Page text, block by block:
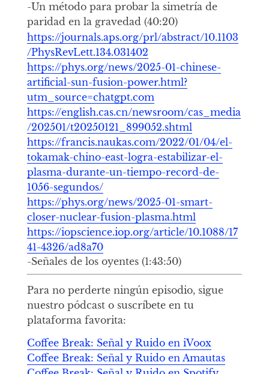
-Un método para probar la simetría de
paridad en la gravedad (40:20)
https://journals.aps.org/prl/abstract/10.1103
/PhysRevLett.134.031402
https://phys.org/news/2025-01-chinese-
artificial-sun-fusion-power.html?
utm_source=chatgpt.com
https://english.cas.cn/newsroom/cas_media
/202501/t20250121_899052.shtml
https://francis.naukas.com/2022/01/04/el-
tokamak-chino-east-logra-estabilizar-el-
plasma-durante-un-tiempo-record-de-
1056-segundos/
https://phys.org/news/2025-01-smart-
closer-nuclear-fusion-plasma.html
https://iopscience.iop.org/article/10.1088/17
41-4326/ad8a70
-Señales de los oyentes (1:43:50)
Para no perderte ningún episodio, sigue
nuestro pódcast o suscríbete en tu
plataforma favorita:
Coffee Break: Señal y Ruido en iVoox
Coffee Break: Señal y Ruido en Amautas